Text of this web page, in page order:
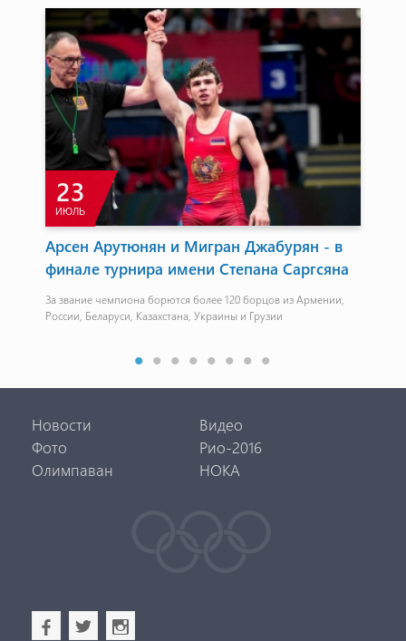
23
ИЮЛЬ
Арсен Арутюнян и Мигран Джабурян - в
финале турнира имени Степана Саргсяна
За звание чемпиона борются более 120 борцов из Армении,
России, Беларуси, Казахстана, Украины и Грузии
Новости
Видео
Фото
Рио-2016
Олимпаван
НОКА
b a x